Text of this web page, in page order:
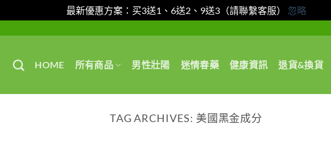
最新優惠方案：买3送1、6送2、9送3（請聯繫客服） 忽略
HOME 所有商品 男性壯陽 迷情春藥 健康資訊 退貨&換貨
TAG ARCHIVES: 美國黑金成分